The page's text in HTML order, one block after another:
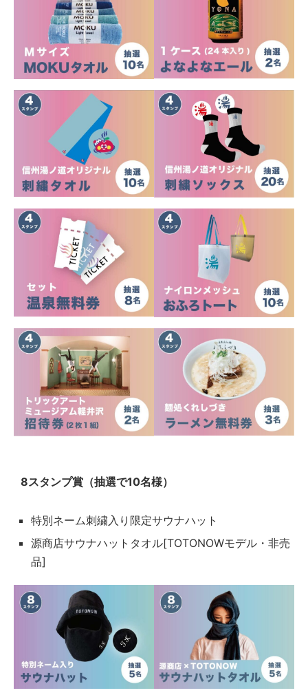
8スタンプ賞（抽選で10名様）
特別ネーム刺繍入り限定サウナハット
源商店サウナハットタオル[TOTONOWモデル・非売
品]